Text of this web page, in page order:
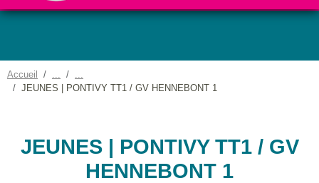
Accueil
JEUNES | PONTIVY TT1 / GV HENNEBONT 1
JEUNES | PONTIVY TT1 / GV
HENNEBONT 1